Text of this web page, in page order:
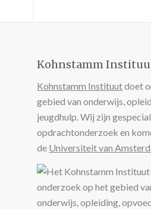
Kohnstamm
Kohnstamm Instituutdoet
gebied van onderwijs,
jeugdhulp. Wij zijn
opdrachtonderzoek en
de Universiteit van